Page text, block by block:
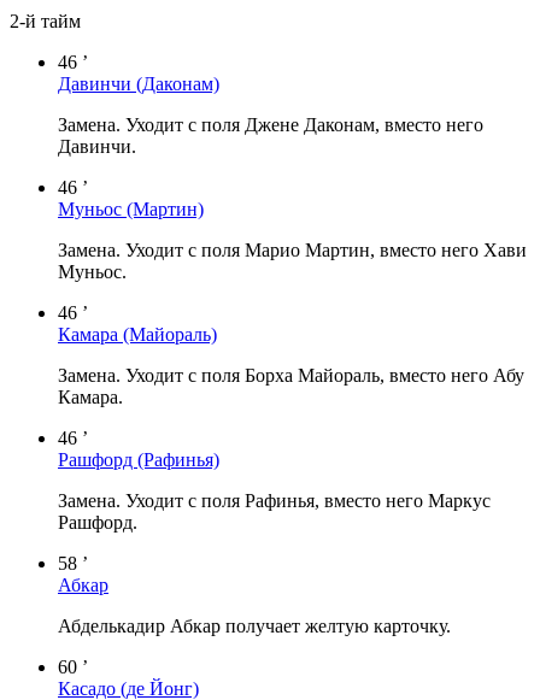
2-й тайм
46 ’
Давинчи (Даконам)
Замена. Уходит с поля Джене Даконам, вместо него
Давинчи.
46 ’
Муньос (Мартин)
Замена. Уходит с поля Марио Мартин, вместо него Хави
Муньос.
46 ’
Камара (Майораль)
Замена. Уходит с поля Борха Майораль, вместо него Абу
Камара.
46 ’
Рашфорд (Рафинья)
Замена. Уходит с поля Рафинья, вместо него Маркус
Рашфорд.
58 ’
Абкар
Абделькадир Абкар получает желтую карточку.
60 ’
Касадо (де Йонг)